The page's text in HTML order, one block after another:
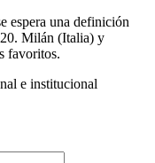
espera una definición
Milán (Italia) y
favoritos.
e institucional